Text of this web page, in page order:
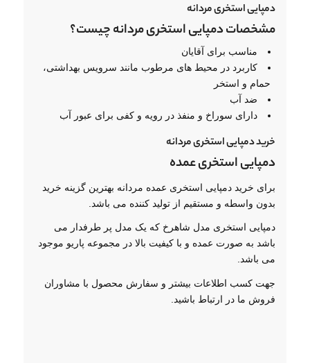
دمپایی استخری مردانه
مشخصات دمپایی استخری مردانه چیست؟
مناسب برای آقایان
کاربرد در محیط های مرطوب مانند سرویس بهداشتی،
حمام و استخر
ضد آب
دارای سوراخ و منفذ در رویه و کفی برای عبور آب
خرید دمپایی استخری مردانه
دمپایی استخری عمده
برای خرید دمپایی استخری عمده مردانه بهترین گزینه خرید
بدون واسطه و مستقیم از تولید کننده می باشد.
دمپایی استخری مدل شاهرخ که یک مدل پر طرفدار می
باشد به صورت عمده و با کیفیت بالا در مجموعه پاریو موجود
می باشد.
جهت کسب اطلاعات بیشتر و سفارش محصول با مشاوران
فروش ما در ارتباط باشید.